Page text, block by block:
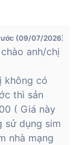
(09/07/2026)
anh/chị
không có
thì sản
( Giá này
sử dụng sim
nhà mạng